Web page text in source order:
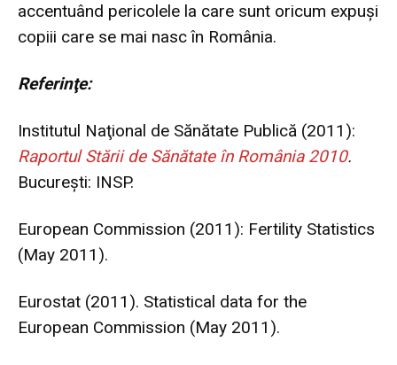
accentuând pericolele la care sunt oricum expuşi
copiii care se mai nasc în România.
Referinţe:
Institutul Naţional de Sănătate Publică (2011):
Raportul Stării de Sănătate în România 2010.
Bucureşti: INSP.
European Commission (2011): Fertility Statistics
(May 2011).
Eurostat (2011). Statistical data for the
European Commission (May 2011).